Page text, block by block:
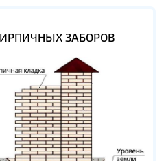
ЗАБОРОВ